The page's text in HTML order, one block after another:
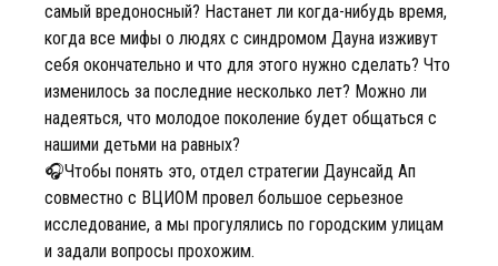
самый вредоносный? Настанет ли когда-нибудь время,
когда все мифы о людях с синдромом Дауна изживут
себя окончательно и что для этого нужно сделать? Что
изменилось за последние несколько лет? Можно ли
надеяться, что молодое поколение будет общаться с
нашими детьми на равных?
🎧Чтобы понять это, отдел стратегии Даунсайд Ап
совместно с ВЦИОМ провел большое серьезное
исследование, а мы прогулялись по городским улицам
и задали вопросы прохожим.